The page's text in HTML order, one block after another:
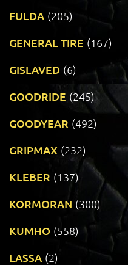
FULDA (205)
GENERAL TIRE (167)
GISLAVED (6)
GOODRIDE (245)
GOODYEAR (492)
GRIPMAX (232)
KLEBER (137)
KORMORAN (300)
KUMHO (558)
LASSA (2)